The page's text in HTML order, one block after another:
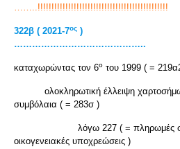
……..!!!!!!!!!!!!!!!!!!!!!!!!!!!!!!!!!!!!!!!!!!!!!!!
322β ( 2021-7ος )
……………………………………..
καταχωρώντας τον 6ο του 1999 ( =
ολοκληρωτική έλλειψη
συμβόλαια ( = 283σ )
λόγω 227 ( = πληρωμές
οικογενειακές υποχρεώσεις )